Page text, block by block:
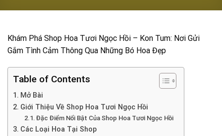
Khám Phá Shop Hoa Tươi Ngọc Hồi – Kon Tum: Nơi Gửi
Gắm Tình Cảm Thông Qua Những Bó Hoa Đẹp
Table of Contents
Mở Bài
Giới Thiệu Về Shop Hoa Tươi Ngọc Hồi
Đặc Điểm Nổi Bật Của Shop Hoa Tươi Ngọc Hồi
Các Loại Hoa Tại Shop